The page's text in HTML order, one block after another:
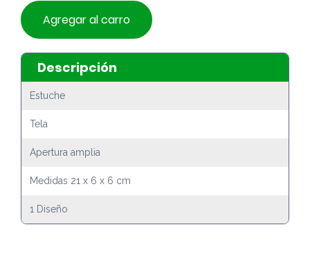
Agregar al carro
Descripción
Estuche
Tela
Apertura amplia
Medidas 21 x 6 x 6 cm
1 Diseño